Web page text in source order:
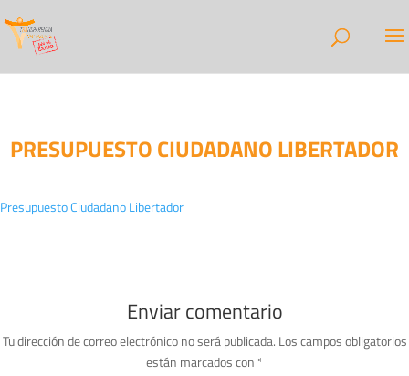
PRESUPUESTO CIUDADANO LIBERTADOR
Presupuesto Ciudadano Libertador
Enviar comentario
Tu dirección de correo electrónico no será publicada. Los campos obligatorios
están marcados con *